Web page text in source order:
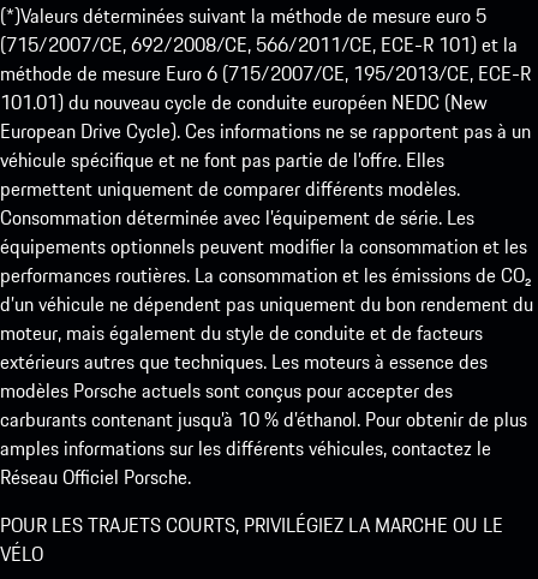
(*)Valeurs déterminées suivant la méthode de mesure euro 5
(715/2007/CE, 692/2008/CE, 566/2011/CE, ECE-R 101) et la
méthode de mesure Euro 6 (715/2007/CE, 195/2013/CE, ECE-R
101.01) du nouveau cycle de conduite européen NEDC (New
European Drive Cycle). Ces informations ne se rapportent pas à un
véhicule spécifique et ne font pas partie de l’offre. Elles
permettent uniquement de comparer différents modèles.
Consommation déterminée avec l’équipement de série. Les
équipements optionnels peuvent modifier la consommation et les
performances routières. La consommation et les émissions de CO₂
d’un véhicule ne dépendent pas uniquement du bon rendement du
moteur, mais également du style de conduite et de facteurs
extérieurs autres que techniques. Les moteurs à essence des
modèles Porsche actuels sont conçus pour accepter des
carburants contenant jusqu’à 10 % d’éthanol. Pour obtenir de plus
amples informations sur les différents véhicules, contactez le
Réseau Officiel Porsche.
POUR LES TRAJETS COURTS, PRIVILÉGIEZ LA MARCHE OU LE
VÉLO